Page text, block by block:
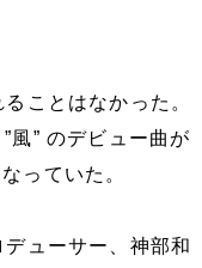
ことはなかった。
風” のデビュー曲が
っていた。
ューサー、神部和